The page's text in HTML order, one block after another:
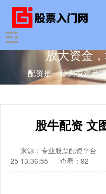
放大资金
配资是一种为投资者
股牛配资 文
来源：专业股票配资平台
25 13:36:55
查看：92